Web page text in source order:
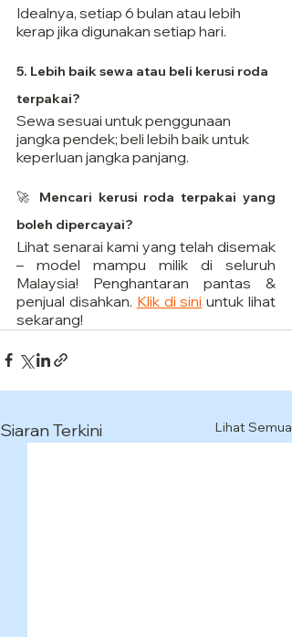
Idealnya, setiap 6 bulan atau lebih
kerap jika digunakan setiap hari.
5. Lebih baik sewa atau beli kerusi roda
terpakai?
Sewa sesuai untuk penggunaan
jangka pendek; beli lebih baik untuk
keperluan jangka panjang.
🚀 Mencari kerusi roda terpakai yang
boleh dipercayai?
Lihat senarai kami yang telah disemak
– model mampu milik di seluruh
Malaysia! Penghantaran pantas &
penjual disahkan. Klik di sini untuk lihat
sekarang!
Siaran Terkini Lihat Semua